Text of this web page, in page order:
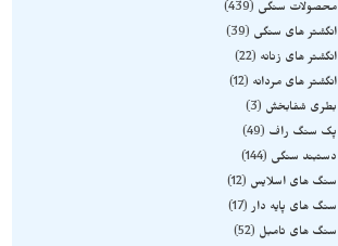
محصولات سنگی
439
انگشتر های سنگی
39
انگشتر های زنانه
22
انگشتر های مردانه
12
بطری شفابخش
3
پک سنگ راف
49
دستبند سنگی
144
سنگ های اسلایس
12
سنگ های پایه دار 17
سنگ های تامبل
52